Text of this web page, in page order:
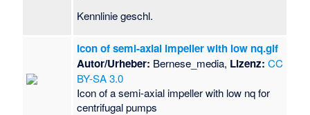
Kennlinie geschl.
Icon of semi-axial impeller with low nq.gif
Autor/Urheber: Bernese_media, Lizenz: CC
BY-SA 3.0
Icon of a semi-axial impeller with low nq for
centrifugal pumps